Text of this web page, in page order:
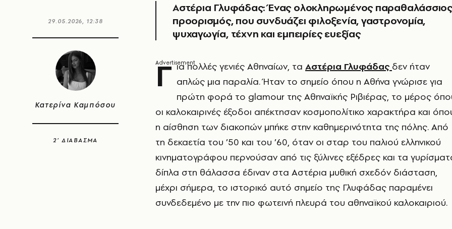
29.05.2026, 12:38
Κατερίνα Καμπόσου
2’ ΔΙΑΒΑΣΜΑ
Αστέρια Γλυφάδας: Ένας ολοκληρωμένος
προορισμός, που συνδυάζει φιλοξενία, γαστρονομία,
ψυχαγωγία, τέχνη και εμπειρίες ευεξίας
Γ ια πολλές γενιές Αθηναίων, τα Αστέρια Γλυφάδας δεν ήταν
απλώς μια παραλία. Ήταν το σημείο όπου η Αθήνα γνώρισε για
πρώτη φορά το glamour της Αθηναϊκής Ριβιέρας, το μέρος
οι καλοκαιρινές έξοδοι απέκτησαν κοσμοπολίτικο χαρακτήρα και
η αίσθηση των διακοπών μπήκε στην καθημερινότητα της πόλης. Από
τη δεκαετία του ’50 και του ’60, όταν οι σταρ του παλιού ελληνικού
κινηματογράφου περνούσαν από τις ξύλινες εξέδρες και τα
δίπλα στη θάλασσα έδιναν στα Αστέρια μυθική σχεδόν διάσταση,
μέχρι σήμερα, το ιστορικό αυτό σημείο της Γλυφάδας παραμένει
συνδεδεμένο με την πιο φωτεινή πλευρά του αθηναϊκού καλοκαιριού.